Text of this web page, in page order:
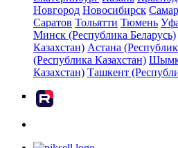
Новгород Новосибирск
Саратов Тольятти Тюмень
Минск (Республика Беларусь)
Казахстан) Астана
(Республика Казахстан)
Казахстан) Ташкент